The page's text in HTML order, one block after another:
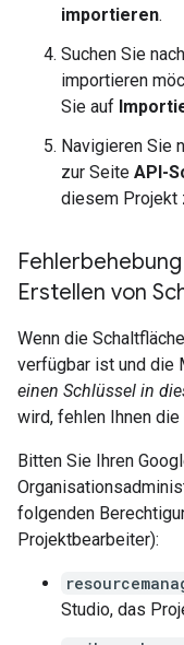
importieren.
Suchen Sie
importieren
Sie auf
Navigieren Sie
zur Seite API-
diesem Projekt
Erstellen von
Wenn die Schaltfläche
verfügbar ist und die
einen Schlüssel in
wird, fehlen Ihnen
Bitten Sie Ihren
folgenden
Projektbearbeiter):
Studio, das